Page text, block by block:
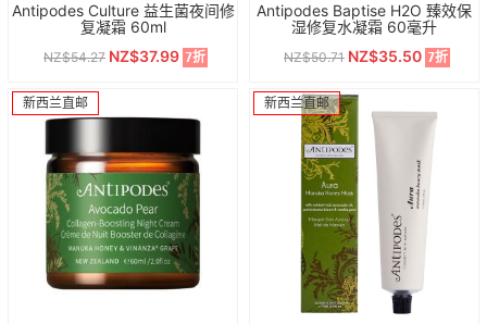
Antipodes Culture 益生菌夜间修
复凝霜 60ml
NZ$54.27 NZ$37.99 7折
Antipodes Baptise H2O 臻效保
湿修复水凝霜 60毫升
NZ$50.71 NZ$35.50 7折
新西兰直邮 新西兰直邮